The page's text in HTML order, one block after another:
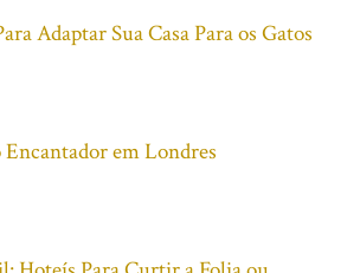
Adaptar Sua Casa Para os Gatos
em Londres